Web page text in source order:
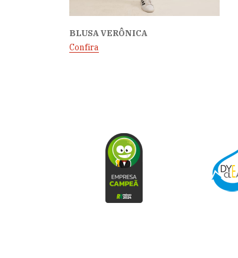
BLUSA VERÔNICA
Confira